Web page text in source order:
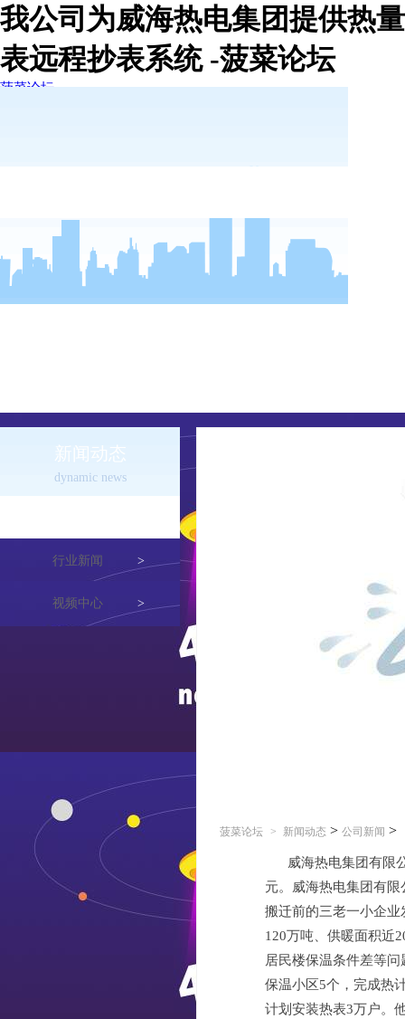
我公司为威海热电集团提供热量
表远程抄表系统 -菠菜论坛
菠菜论坛
菠菜论坛的简介
荣誉资质
菠菜论坛的文化 公司新闻
行业新闻
视频中心
新闻动态
dynamic news
行业新闻 >
视频中心 >
菠菜论坛 > 新闻动态 > 公司新闻 >
威海热电集团有限
元。威海热电集团有
搬迁前的三老一小企
120万吨、供暖面积近
居民楼保温条件差等
保温小区5个，完成热
计划安装热表3万户。